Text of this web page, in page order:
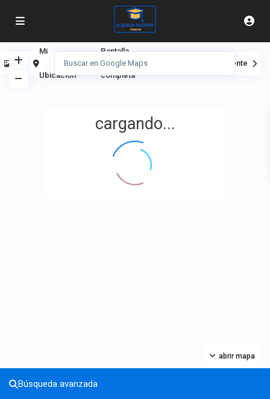
cargando...
abrir mapa
Ver
Mi
Ubicación
Pantalla
completa
Siguiente
Búsqueda avanzada